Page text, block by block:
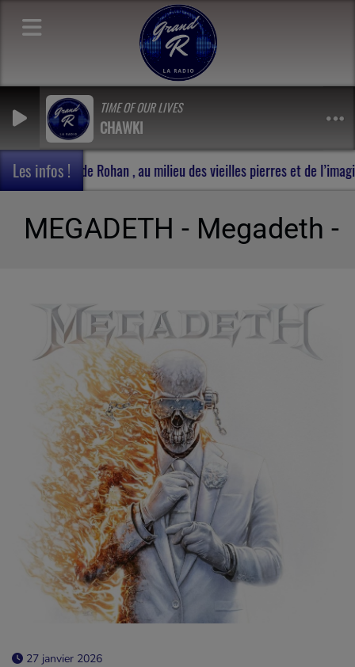
TIME OF OUR LIVES
CHAWKI
Les infos !
Carnet de voyage en Terres de Rohan , au milieu des vieilles
MEGADETH - Megadeth -
27 janvier 2026